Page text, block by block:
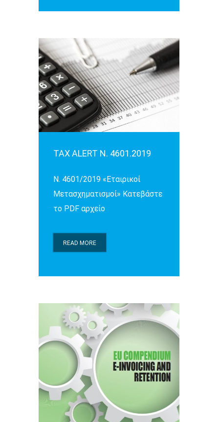
TAX ALERT Ν. 4601.2019
N. 4601/2019 «Εταιρικοί
Μετασχηματισμοί» Κατεβάστε
το PDF αρχείο
READ MORE